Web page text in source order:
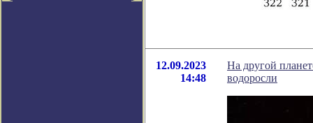
12.09.2023
14:48
На другой
водоросли